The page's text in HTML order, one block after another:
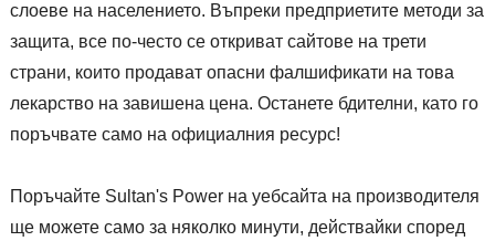
слоеве на населението. Въпреки предприетите методи за
защита, все по-често се откриват сайтове на трети
страни, които продават опасни фалшификати на това
лекарство на завишена цена. Останете бдителни, като го
поръчвате само на официалния ресурс!
Поръчайте Sultan's Power на уебсайта на производителя
ще можете само за няколко минути, действайки според